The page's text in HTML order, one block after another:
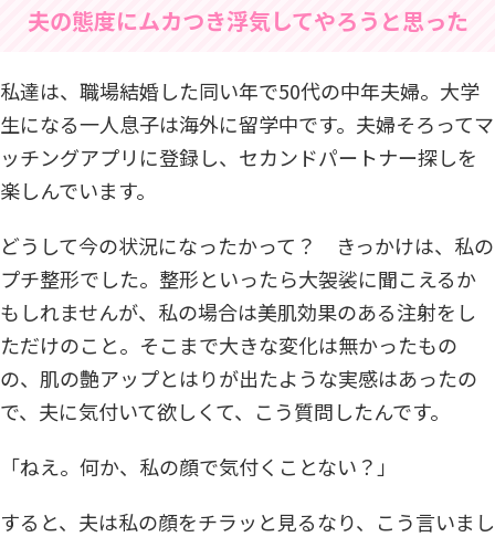
夫の態度にムカつき浮気してやろうと思った
私達は、職場結婚した同い年で50代の中年夫婦。大学
生になる一人息子は海外に留学中です。夫婦そろってマ
ッチングアプリに登録し、セカンドパートナー探しを
楽しんでいます。
どうして今の状況になったかって？ きっかけは、私の
プチ整形でした。整形といったら大袈裟に聞こえるか
もしれませんが、私の場合は美肌効果のある注射をし
ただけのこと。そこまで大きな変化は無かったもの
の、肌の艶アップとはりが出たような実感はあったの
で、夫に気付いて欲しくて、こう質問したんです。
「ねえ。何か、私の顔で気付くことない？」
すると、夫は私の顔をチラッと見るなり、こう言いまし